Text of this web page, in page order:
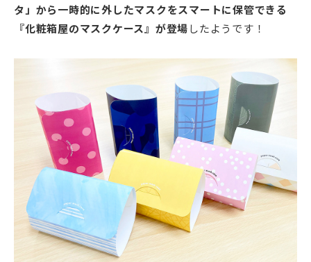
タ」から一時的に外したマスクをスマートに保管できる
『化粧箱屋のマスクケース』が登場したようです！